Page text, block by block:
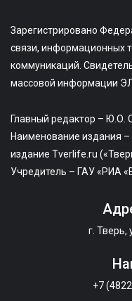
Зарегистрировано
связи, информационных
коммуникаций.
массовой информации
Главный редактор – Ю.О.
Наименование издания
издание Tverlife.ru
Учредитель – ГАУ «РИА
г. Тверь,
+7